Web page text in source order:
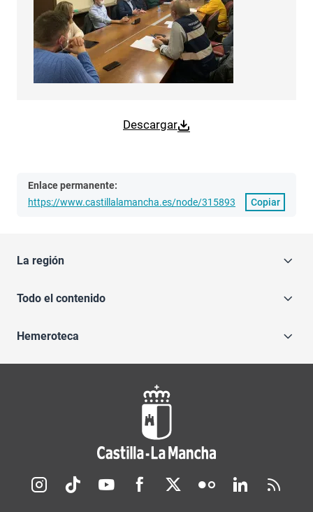
Descargar
Enlace permanente:
https://www.castillalamancha.es/node/315893
Copiar
La región
Todo el contenido
Hemeroteca
Redes sociales JCCM